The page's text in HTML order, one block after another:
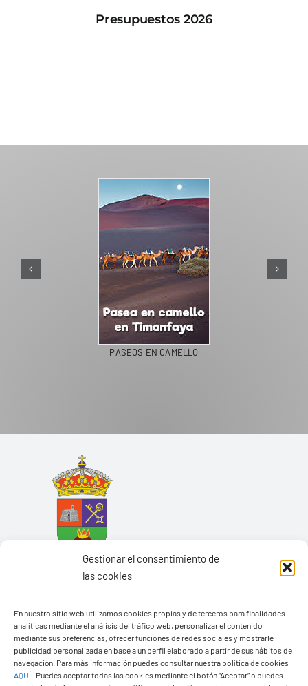
Gestionar el consentimiento de
las cookies
En nuestro sitio web utilizamos cookies propias y de terceros para finalidades
analíticas mediante el análisis del tráfico web, personalizar el contenido
mediante sus preferencias, ofrecer funciones de redes sociales y mostrarle
publicidad personalizada en base a un perfil elaborado a partir de sus hábitos de
navegación. Para más información puedes consultar nuestra política de cookies
AQUÍ
Puedes aceptar todas las cookies mediante el botón “Aceptar” o puedes
Presupuestos 2026
PASEOS EN CAMELLO
Ayuntamiento de Yaiza
Pza. de Los Remedios, 1